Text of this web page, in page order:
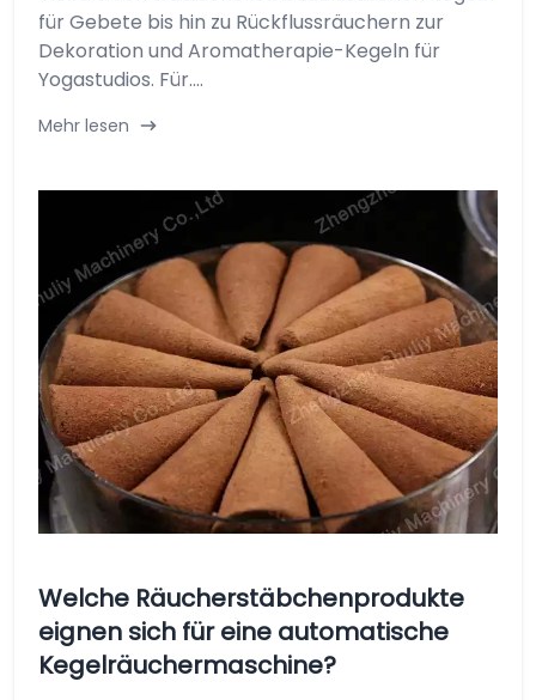
für Gebete bis hin zu Rückflussräuchern zur
Dekoration und Aromatherapie-Kegeln für
Yogastudios. Für....
Mehr lesen
Welche Räucherstäbchenprodukte
eignen sich für eine automatische
Kegelräuchermaschine?